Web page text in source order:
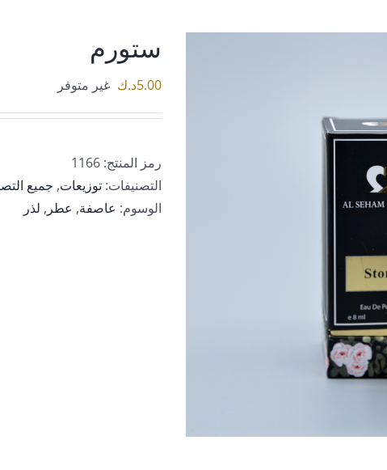
ستورم
5.00د.ك غير متوفر
رمز المنتج: 1166
التصنيفات: توزيعات, جميع
الوسوم: عاصفة, عطر , لذر